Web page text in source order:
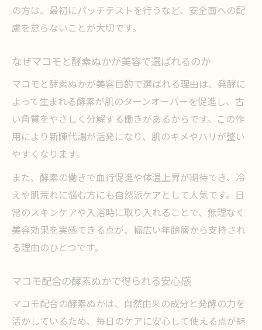
の方は、最初にパッチテストを行うなど、安全面への配
慮を怠らないことが大切です。
なぜマコモと酵素ぬかが美容で選ばれるのか
マコモと酵素ぬかが美容目的で選ばれる理由は、発酵に
よって生まれる酵素が肌のターンオーバーを促進し、古
い角質をやさしく分解する働きがあるからです。この作
用により新陳代謝が活発になり、肌のキメやハリが整い
やすくなります。
また、酵素の働きで血行促進や体温上昇が期待でき、冷
えや肌荒れに悩む方にも自然派ケアとして人気です。日
常のスキンケアや入浴時に取り入れることで、無理なく
美容効果を実感できる点が、幅広い年齢層から支持され
る理由のひとつです。
マコモ配合の酵素ぬかで得られる安心感
マコモ配合の酵素ぬかは、自然由来の成分と発酵の力を
活かしているため、毎日のケアに安心して使える点が魅